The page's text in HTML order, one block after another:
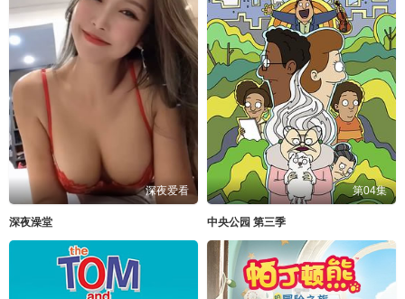
深夜爱看
深夜澡堂
第04集
中央公园 第三季